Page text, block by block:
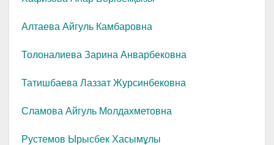
Алтаева Айгуль Камбаровна
Толоналиева Зарина Анварбековна
Татишбаева Лаззат Журсинбековна
Сламова Айгуль Молдахметовна
Рустемов Ырысбек Хасымұлы